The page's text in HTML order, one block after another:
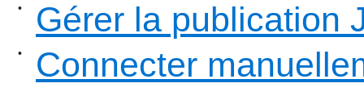
• Gérer la publication
•
Connecter